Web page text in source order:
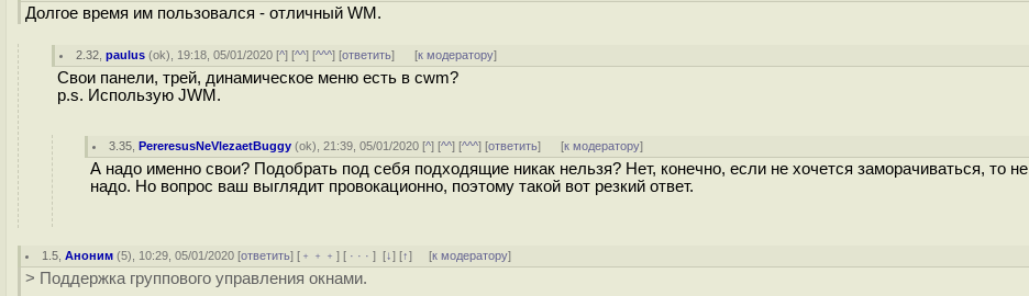
Долгое время им пользовался - отличный WM.
2.32 ,paulus (ok), 19:18, 05/01/2020 [^] [^^] [^^^] [ответить] [к модератору]
Свои панели, трей, динамическое меню есть в cwm?
p.s. Использую JWM.
3.35 ,PereresusNeVlezaetBuggy (ok), 21:39, 05/01/2020 [^] [^^] [^^^] [ответить] [к модератору]
А надо именно свои? Подобрать под себя подходящие никак нельзя? Нет, конечно, если не хочется заморачиваться, то не
надо. Но вопрос ваш выглядит провокационно, поэтому такой вот резкий ответ.
1.5 ,Аноним (5), 10:29, 05/01/2020 [ответить] [ ﹢﹢﹢] [ · · ·][↓] [↑] [к модератору]
> Поддержка группового управления окнами.